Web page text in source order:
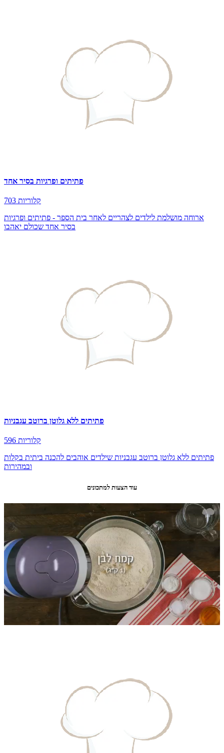
פתיתים ופרגיות בסיר אחד
703 קלוריות
ארוחה מושלמת לילדים לצהריים לאחר בית הספר - פתיתים ופרגיות
בסיר אחד שכולם יאהבו
פתיתים ללא גלוטן ברוטב עגבניות
596 קלוריות
פתיתים ללא גלוטן ברוטב עגבניות שילדים אוהבים להכנה ביתית בקלות
ובמהירות
עוד הצעות למתכונים